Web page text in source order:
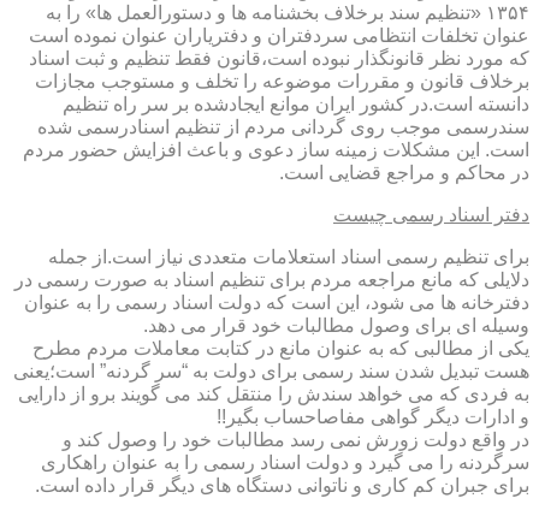
۱۳۵۴ «تنظیم سند برخلاف بخشنامه ها و دستورالعمل ها» را به
عنوان تخلفات انتظامی سردفتران و دفتریاران عنوان نموده است
که مورد نظر قانونگذار نبوده است،قانون فقط تنظیم و ثبت اسناد
برخلاف قانون و مقررات موضوعه را تخلف و مستوجب مجازات
دانسته است.در کشور ایران موانع ایجادشده بر سر راه تنظیم
سندرسمی موجب روی گردانی مردم از تنظیم اسنادرسمی شده
است. این مشکلات زمینه ساز دعوی و باعث افزایش حضور مردم
در محاکم و مراجع قضایی است.
دفتر اسناد رسمی چیست
برای تنظیم رسمی اسناد استعلامات متعددی نیاز است.از جمله
دلایلی که مانع مراجعه مردم برای تنظیم اسناد به صورت رسمی در
دفترخانه ها می شود، این است که دولت اسناد رسمی را به عنوان
وسیله ای برای وصول مطالبات خود قرار می دهد.
یکی از مطالبی که به عنوان مانع در کتابت معاملات مردم مطرح
هست تبدیل شدن سند رسمی برای دولت به “سر گردنه” است؛یعنی
به فردی که می خواهد سندش را منتقل کند می گویند برو از دارایی
و ادارات دیگر گواهی مفاصاحساب بگیر!!
در واقع دولت زورش نمی رسد مطالبات خود را وصول کند و
سرگردنه را می گیرد و دولت اسناد رسمی را به عنوان راهکاری
برای جبران کم کاری و ناتوانی دستگاه های دیگر قرار داده است.